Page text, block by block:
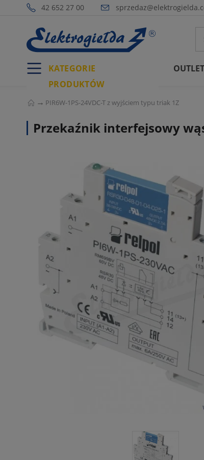
42 652 27 00
KATEGORIE
PRODUKTÓW
OUTLET
PIR6W-1PS-24VDC-T z wyjściem typu triak 1Z
Przekaźnik interfejsowy